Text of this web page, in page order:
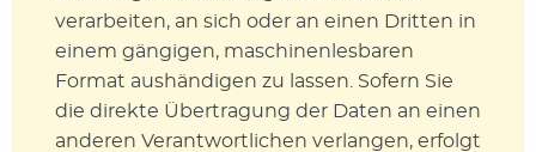
verarbeiten, an sich oder an einen Dritten in
einem gängigen, maschinenlesbaren
Format aushändigen zu lassen. Sofern Sie
die direkte Übertragung der Daten an einen
anderen Verantwortlichen verlangen, erfolgt